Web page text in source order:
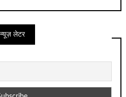
न्यूज़ लेटर